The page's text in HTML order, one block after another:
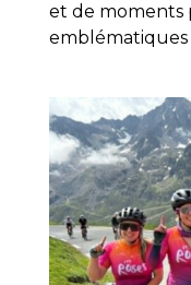
et de moments
emblématiques